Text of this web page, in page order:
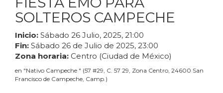
SOLTEROS CAMPECHE
Inicio: Sábado 26 Julio, 2025, 21:00
Fin: Sábado 26 de Julio de 2025, 23:00
Zona horaria: Centro (Ciudad de México)
en "Nativo Campeche " (57 #29, C. 57 29, Zona Centro, 24600 San
Francisco de Campeche, Camp.)